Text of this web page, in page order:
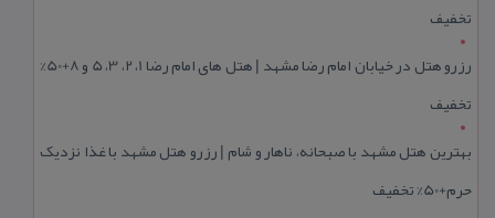
تخفیف
رزرو هتل در خیابان امام رضا مشهد | هتل‌ های امام رضا 1، 2، 3، 5 و 8+50%
تخفیف
بهترین هتل مشهد با صبحانه، ناهار و شام | رزرو هتل مشهد با غذا نزدیک
حرم+50% تخفیف